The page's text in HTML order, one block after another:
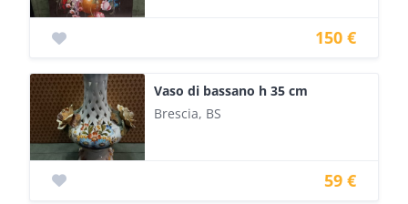
150 €
Vaso di bassano h 35 cm
Brescia, BS
59 €